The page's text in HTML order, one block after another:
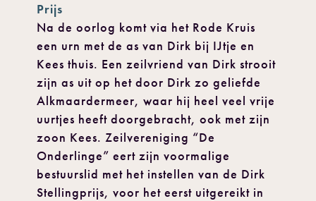
Prijs
Na de oorlog komt via het Rode Kruis
een urn met de as van Dirk bij IJtje en
Kees thuis. Een zeilvriend van Dirk strooit
zijn as uit op het door Dirk zo geliefde
Alkmaardermeer, waar hij heel veel vrije
uurtjes heeft doorgebracht, ook met zijn
zoon Kees. Zeilvereniging “De
Onderlinge” eert zijn voormalige
bestuurslid met het instellen van de Dirk
Stellingprijs, voor het eerst uitgereikt in